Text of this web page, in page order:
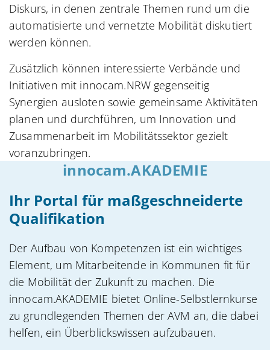
Diskurs, in denen zentrale Themen rund um die
automatisierte und vernetzte Mobilität diskutiert
werden können.
Zusätzlich können interessierte Verbände und
Initiativen mit innocam.NRW gegenseitig
Synergien ausloten sowie gemeinsame Aktivitäten
planen und durchführen, um Innovation und
Zusammenarbeit im Mobilitätssektor gezielt
voranzubringen.
innocam.AKADEMIE
Ihr Portal für maßgeschneiderte
Qualifikation
Der Aufbau von Kompetenzen ist ein wichtiges
Element, um Mitarbeitende in Kommunen fit für
die Mobilität der Zukunft zu machen. Die
innocam.AKADEMIE bietet Online-Selbstlernkurse
zu grundlegenden Themen der AVM an, die dabei
helfen, ein Überblickswissen aufzubauen.